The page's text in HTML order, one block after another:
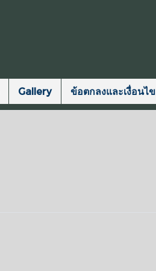
Gallery ข้อตกลงและเงื่อนไข